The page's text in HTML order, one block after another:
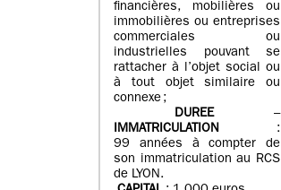
financières, mobilières ou
immobilières ou entreprises
commerciales ou
industrielles pouvant se
rattacher à l’objet social ou
à tout objet similaire ou
connexe ;
DUREE–
IMMATRICULATION :
99 années à compter de
son immatriculation au RCS
de LYON.